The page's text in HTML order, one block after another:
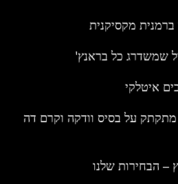
מקסיקנית
שמשדרג כל בראנץ'
איטלקי
מתקתק על בסיס וודקה וקרם דה
– הבחירות שלנו